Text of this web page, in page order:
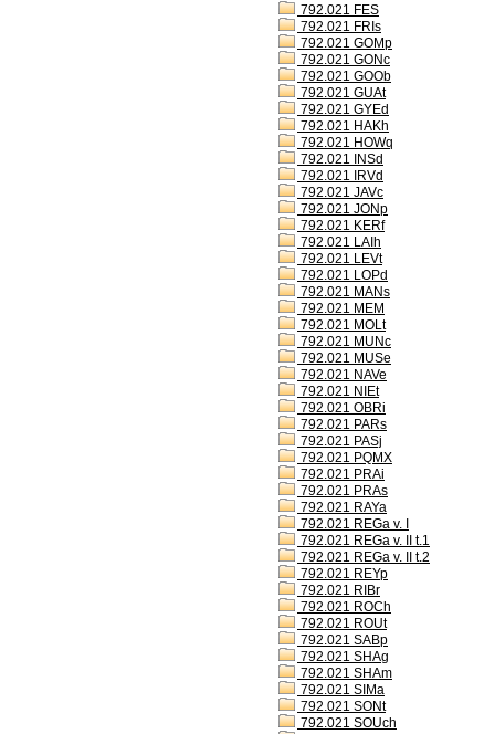
792.021 FES
792.021 FRIs
792.021 GOMp
792.021 GONc
792.021 GOOb
792.021 GUAt
792.021 GYEd
792.021 HAKh
792.021 HOWq
792.021 INSd
792.021 IRVd
792.021 JAVc
792.021 JONp
792.021 KERf
792.021 LAIh
792.021 LEVt
792.021 LOPd
792.021 MANs
792.021 MEM
792.021 MOLt
792.021 MUNc
792.021 MUSe
792.021 NAVe
792.021 NIEt
792.021 OBRi
792.021 PARs
792.021 PASj
792.021 PQMX
792.021 PRAi
792.021 PRAs
792.021 RAYa
792.021 REGa v. I
792.021 REGa v. II t.1
792.021 REGa v. II t.2
792.021 REYp
792.021 RIBr
792.021 ROCh
792.021 ROUt
792.021 SABp
792.021 SHAg
792.021 SHAm
792.021 SIMa
792.021 SONt
792.021 SOUch